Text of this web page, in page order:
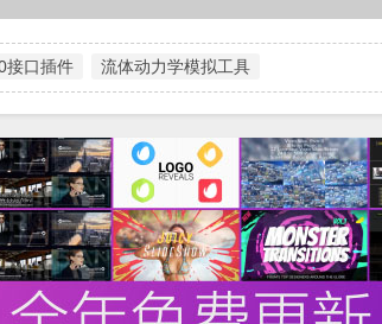
接口插件 流体动力学模拟工具